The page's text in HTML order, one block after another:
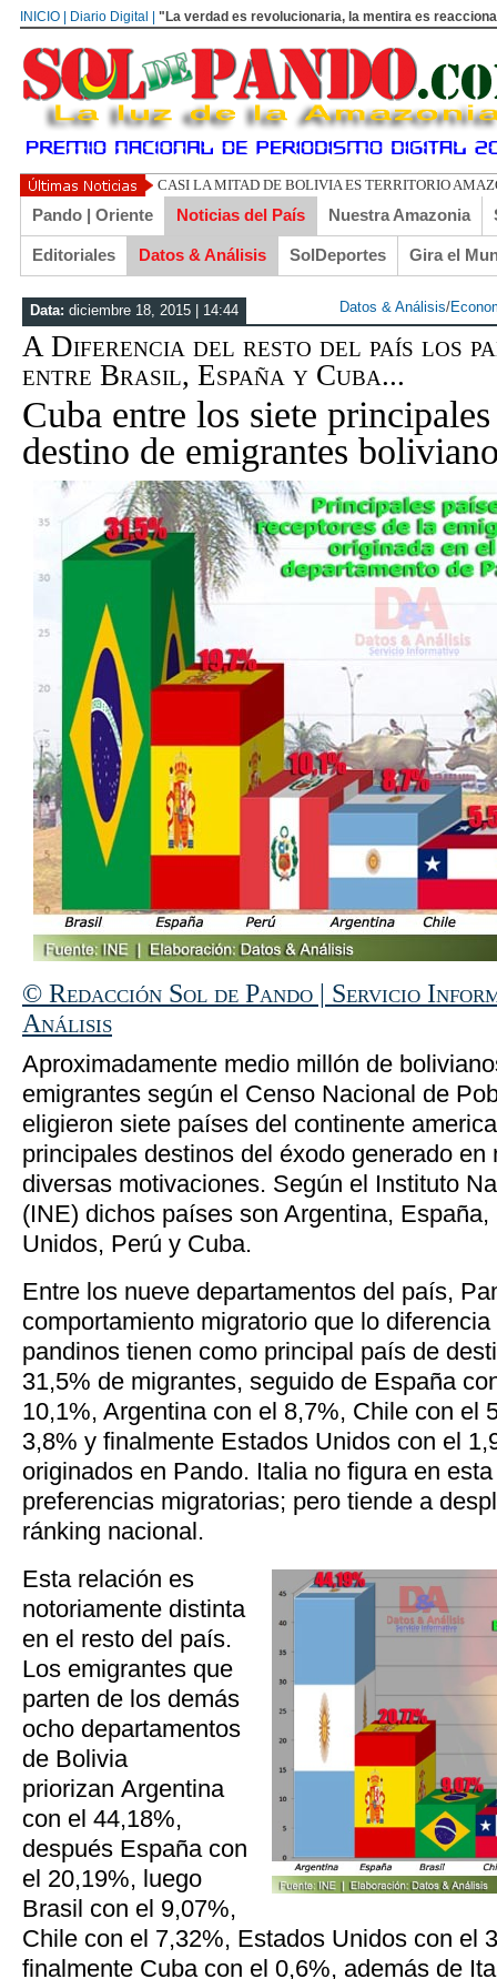
INICIO | Diario Digital | "La verdad es revolucionaria, la mentira es
UN LIBERTARIO
Pando | Oriente Noticias del País Nuestra Amazonia
Editoriales Datos & Análisis SolDeportes Gira el
Data: diciembre 18, 2015 | 14:44 Datos & Análisis/
A Diferencia del resto del país los
entre Brasil, España y Cuba...
Cuba entre los siete
destino de emigrantes
© Redacción Sol de Pando | Servicio
Análisis
Aproximadamente medio millón de
emigrantes según el Censo Nacional de
eligieron siete países del continente
principales destinos del éxodo generado en
diversas motivaciones. Según el Instituto
(INE) dichos países son Argentina,
Unidos, Perú y Cuba.
Entre los nueve departamentos del país,
comportamiento migratorio que lo
pandinos tienen como principal país de
31,5% de migrantes, seguido de España
10,1%, Argentina con el 8,7%, Chile con el
3,8% y finalmente Estados Unidos con el
originados en Pando. Italia no figura en
preferencias migratorias; pero tiende a
ránking nacional.
Esta relación es
notoriamente distinta
en el resto del país.
Los emigrantes que
parten de los demás
ocho departamentos
de Bolivia
priorizan Argentina
con el 44,18%,
después España con
el 20,19%, luego
Brasil con el 9,07%,
Chile con el 7,32%, Estados Unidos con el
finalmente Cuba con el 0,6%, además de